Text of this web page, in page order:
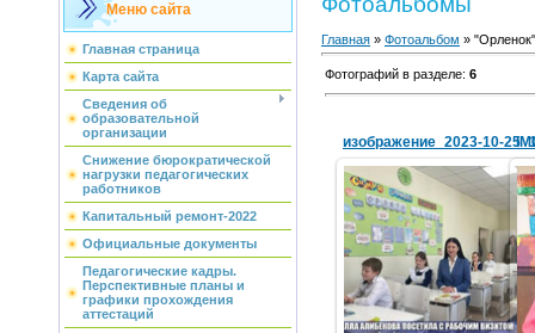
Меню сайта
Главная страница
Карта сайта
Сведения об
образовательной
организации
Снижение бюрократической
нагрузки педагогических
работников
Капитальный ремонт-2022
Официальные документы
Педагогические кадры.
Перспективные планы и
графики прохождения
аттестаций
Главная » Фотоальбом » "Орленок"
Фотографий в разделе: 6
25.10.2023
school1